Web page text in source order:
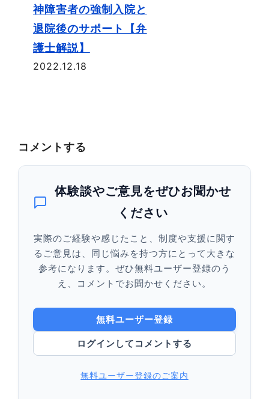
神障害者の強制入院と
退院後のサポート【弁
護士解説】
2022.12.18
コメントする
体験談やご意見をぜひお聞かせ
ください
実際のご経験や感じたこと、制度や支援に関す
るご意見は、同じ悩みを持つ方にとって大きな
参考になります。ぜひ無料ユーザー登録のう
え、コメントでお聞かせください。
無料ユーザー登録
ログインしてコメントする
無料ユーザー登録のご案内